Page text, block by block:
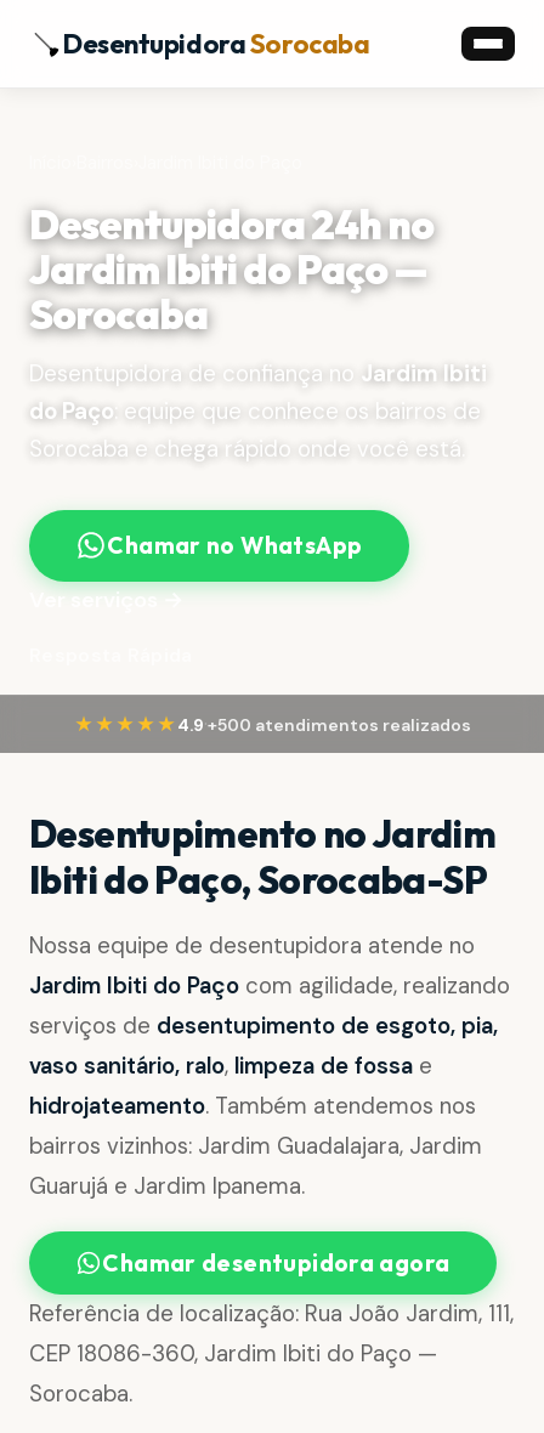
DesentupidoraSorocaba
Desentupidora 24h no
Jardim Ibiti do Paço —
Sorocaba
Desentupidora de confiança no Jardim Ibiti
do Paço : equipe que conhece os bairros de
Sorocaba e chega rápido onde você está.
Chamar no WhatsApp
Ver serviços →
★★★★★ 4.9·+500 atendimentos realizados
Desentupimento no Jardim
Ibiti do Paço, Sorocaba-SP
Nossa equipe de desentupidora atende no
Jardim Ibiti do Paço com agilidade, realizando
serviços de desentupimento de esgoto, pia,
vaso sanitário, ralo, limpeza de fossa e
hidrojateamento. Também atendemos nos
bairros vizinhos: Jardim Guadalajara, Jardim
Guarujá e Jardim Ipanema.
Chamar desentupidora agora
Referência de localização: Rua João Jardim, 111,
CEP 18086-360, Jardim Ibiti do Paço —
Sorocaba.